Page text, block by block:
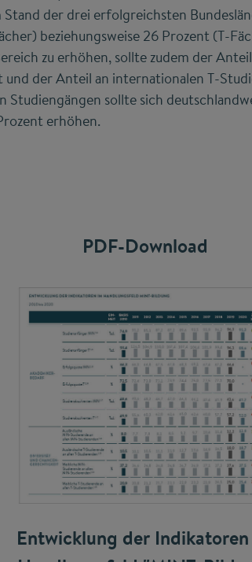
der drei erfolgreichsten
beziehungsweise 26 Prozent (T-
zu erhöhen, sollte zudem der
und der Anteil an internationalen T-
Studiengängen sollte sich
erhöhen.
PDF-Download
Entwicklung der